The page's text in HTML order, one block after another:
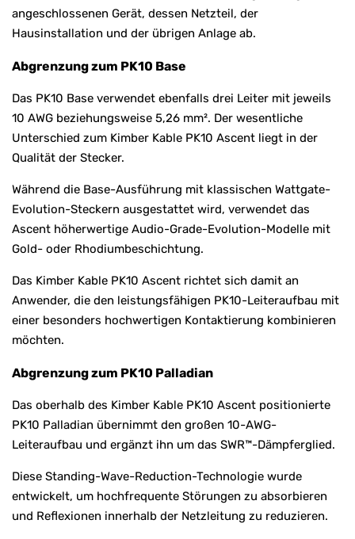
angeschlossenen Gerät, dessen Netzteil, der
Hausinstallation und der übrigen Anlage ab.
Abgrenzung zum PK10 Base
Das PK10 Base verwendet ebenfalls drei Leiter mit jeweils
10 AWG beziehungsweise 5,26 mm². Der wesentliche
Unterschied zum Kimber Kable PK10 Ascent liegt in der
Qualität der Stecker.
Während die Base-Ausführung mit klassischen Wattgate-
Evolution-Steckern ausgestattet wird, verwendet das
Ascent höherwertige Audio-Grade-Evolution-Modelle mit
Gold- oder Rhodiumbeschichtung.
Das Kimber Kable PK10 Ascent richtet sich damit an
Anwender, die den leistungsfähigen PK10-Leiteraufbau mit
einer besonders hochwertigen Kontaktierung kombinieren
möchten.
Abgrenzung zum PK10 Palladian
Das oberhalb des Kimber Kable PK10 Ascent positionierte
PK10 Palladian übernimmt den großen 10-AWG-
Leiteraufbau und ergänzt ihn um das SWR™-Dämpferglied.
Diese Standing-Wave-Reduction-Technologie wurde
entwickelt, um hochfrequente Störungen zu absorbieren
und Reflexionen innerhalb der Netzleitung zu reduzieren.